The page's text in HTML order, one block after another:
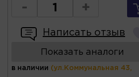
- +
Написать отзыв
Показать аналоги
в наличии (ул.Коммунальная 43,